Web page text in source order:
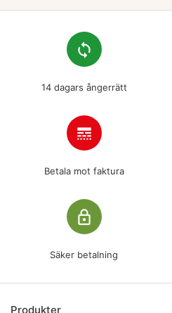
loop
14 dagars ångerrätt
line_style
Betala mot faktura
lock_outline
Säker betalning
Produkter